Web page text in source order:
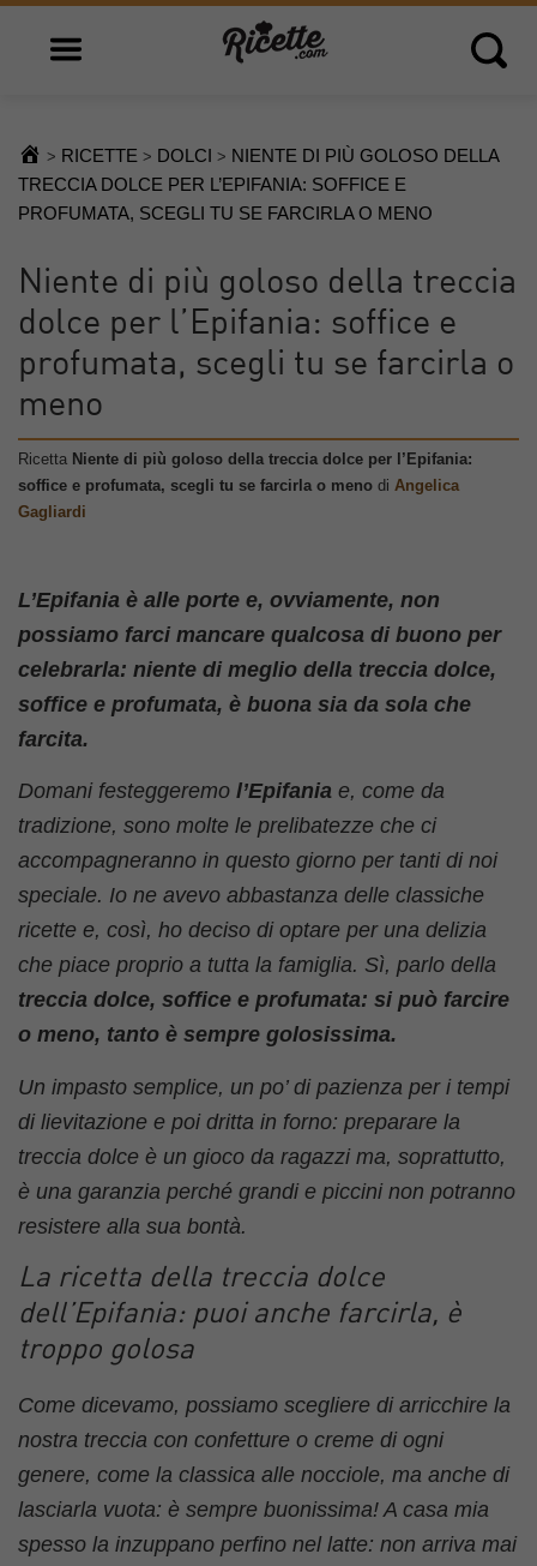
Open main menu Open
> RICETTE > DOLCI > NIENTE DI PIÙ GOLOSO DELLA
TRECCIA DOLCE PER L’EPIFANIA: SOFFICE E
PROFUMATA, SCEGLI TU SE FARCIRLA O MENO
Niente di più goloso della treccia
dolce per l’Epifania: soffice e
profumata, scegli tu se farcirla o
meno
Ricetta Niente di più goloso della treccia dolce per l’Epifania:
soffice e profumata, scegli tu se farcirla o meno di Angelica
Gagliardi
L’Epifania è alle porte e, ovviamente, non
possiamo farci mancare qualcosa di buono per
celebrarla: niente di meglio della treccia dolce,
soffice e profumata, è buona sia da sola che
farcita.
Domani festeggeremo l’Epifania e, come da
tradizione, sono molte le prelibatezze che ci
accompagneranno in questo giorno per tanti di noi
speciale. Io ne avevo abbastanza delle classiche
ricette e, così, ho deciso di optare per una delizia
che piace proprio a tutta la famiglia. Sì, parlo della
treccia dolce, soffice e profumata: si può farcire
o meno, tanto è sempre golosissima.
Un impasto semplice, un po’ di pazienza per i tempi
di lievitazione e poi dritta in forno: preparare la
treccia dolce è un gioco da ragazzi ma, soprattutto,
è una garanzia perché grandi e piccini non potranno
resistere alla sua bontà.
La ricetta della treccia dolce
dell’Epifania: puoi anche farcirla, è
troppo golosa
Come dicevamo, possiamo scegliere di arricchire la
nostra treccia con confetture o creme di ogni
genere, come la classica alle nocciole, ma anche di
lasciarla vuota: è sempre buonissima! A casa mia
spesso la inzuppano perfino nel latte: non arriva mai